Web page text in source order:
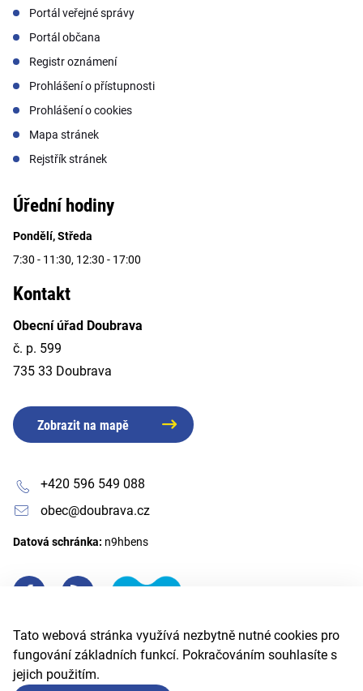
Tato webová stránka využívá nezbytně nutné cookies pro
fungování základních funkcí. Pokračováním souhlasíte s
jejich použitím.
Portál veřejné správy
Portál občana
Registr oznámení
Prohlášení o přístupnosti
Prohlášení o cookies
Mapa stránek
Rejstřík stránek
Úřední hodiny
Pondělí, Středa
7:30 - 11:30, 12:30 - 17:00
Kontakt
Obecní úřad Doubrava
č. p. 599
735 33 Doubrava
Zobrazit na mapě
+420 596 549 088
obec@doubrava.cz
Datová schránka: n9hbens